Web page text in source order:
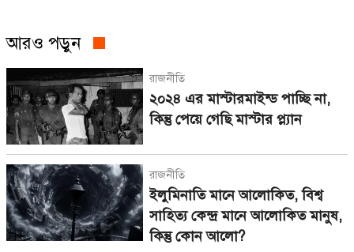
আরও পড়ুন
রাজনীতি
২০২৪ এর মাস্টারমাইন্ড পাচ্ছি না,
কিন্তু পেয়ে গেছি মাস্টার প্ল্যান
রাজনীতি
ইলুমিনাতি মানে আলোকিত, বিশ্ব
সাহিত্য কেন্দ্র মানে আলোকিত মানুষ,
কিন্তু কোন আলো?